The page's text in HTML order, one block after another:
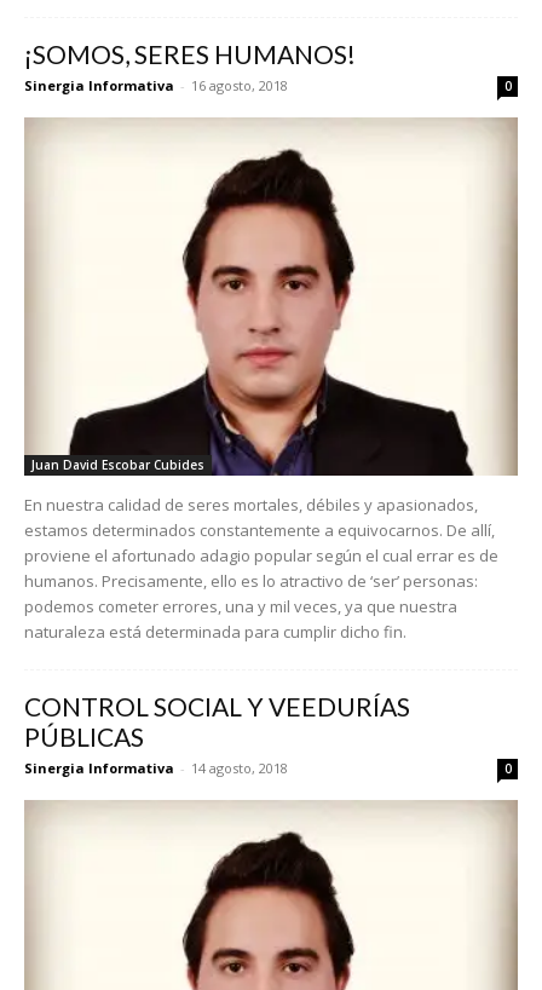
¡SOMOS, SERES HUMANOS!
Sinergia Informativa - 16 agosto, 2018 0
Juan David Escobar Cubides
En nuestra calidad de seres mortales, débiles y apasionados,
estamos determinados constantemente a equivocarnos. De allí,
proviene el afortunado adagio popular según el cual errar es de
humanos. Precisamente, ello es lo atractivo de ‘ser’ personas:
podemos cometer errores, una y mil veces, ya que nuestra
naturaleza está determinada para cumplir dicho fin.
CONTROL SOCIAL Y VEEDURÍAS
PÚBLICAS
Sinergia Informativa - 14 agosto, 2018 0